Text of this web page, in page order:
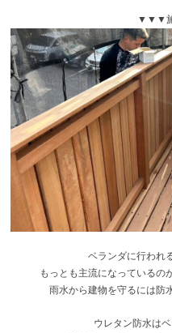
▼▼▼
ベランダに行われる防
もっとも主流になっているのが
雨水から建物を守るには防水
ウレタン防水は